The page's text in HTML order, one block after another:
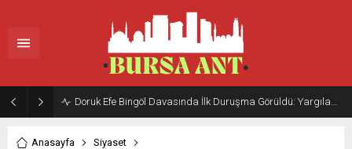
Doruk Efe Bingöl Davasında İlk Duruşma Görüldü: Yargılama 20 Ekim 2026’ya Ertelendi
Anasayfa
Siyaset